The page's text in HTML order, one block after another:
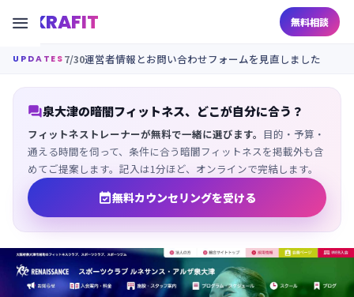
KRAFIT 無料相談

UPDATES 7/30運営者情報とお問い合わせフォームを見直しました
泉大津の暗闇フィットネス、どこが自分に合う？
フィットネストレーナーが無料で一緒に選びます。 目的・予算・
通える時間を伺って、条件に合う暗闇フィットネスを掲載外も含
めてご提案します。記入は1分ほど、オンラインで完結します。
無料カウンセリングを受ける